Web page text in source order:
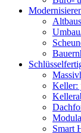
Keller:
Smart